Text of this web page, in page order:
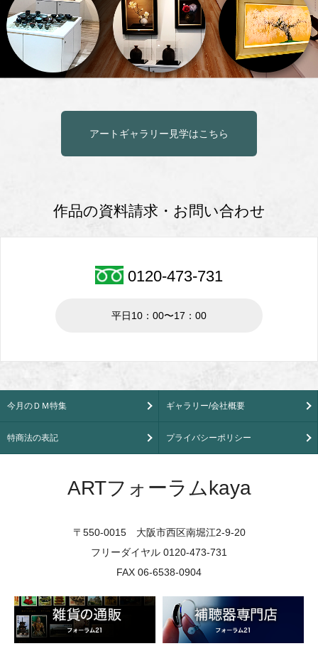
アートギャラリー見学はこちら
作品の資料請求・お問い合わせ
0120-473-731
平日10：00〜17：00
今月のＤＭ特集 ギャラリー/会社概要
特商法の表記 プライバシーポリシー
ARTフォーラムkaya
〒550-0015 大阪市西区南堀江2-9-20
フリーダイヤル 0120-473-731
FAX 06-6538-0904